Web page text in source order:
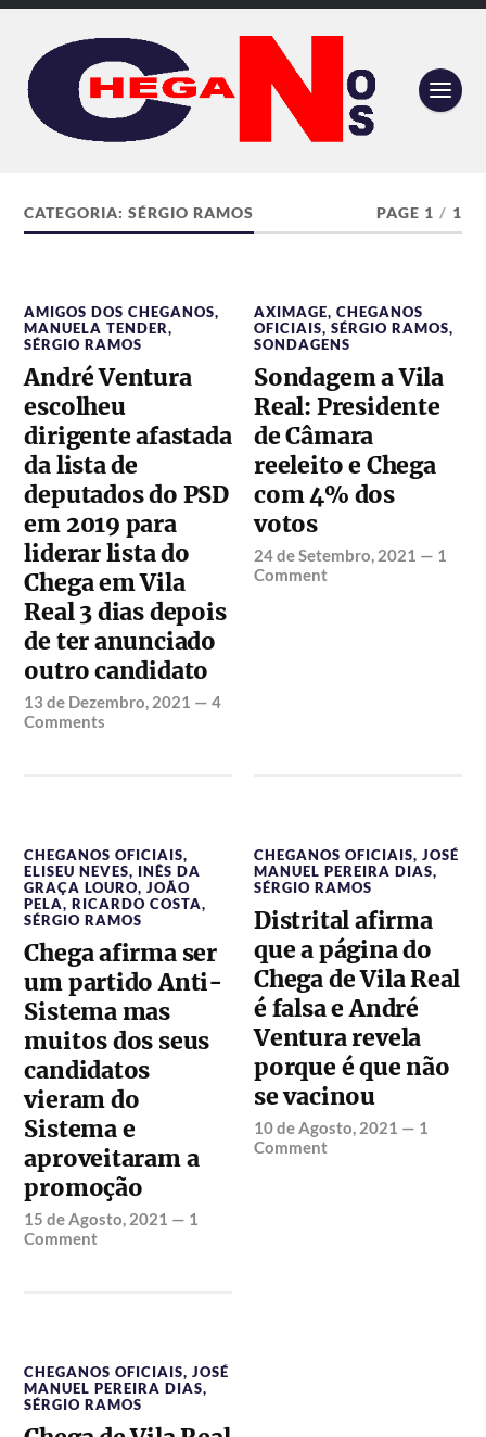
CATEGORIA:SÉRGIO RAMOS PAGE 1 / 1
AMIGOS DOS CHEGANOS,
MANUELA TENDER,
SÉRGIO RAMOS
André Ventura
escolheu
dirigente afastada
da lista de
deputados do PSD
em 2019 para
liderar lista do
Chega em Vila
Real 3 dias depois
de ter anunciado
outro candidato
13 de Dezembro, 2021 —4
Comments
AXIMAGE,CHEGANOS
OFICIAIS,SÉRGIO RAMOS,
SONDAGENS
Sondagem a Vila
Real: Presidente
de Câmara
reeleito e Chega
com 4% dos
votos
24 de Setembro, 2021 — 1
Comment
CHEGANOS OFICIAIS,
ELISEU NEVES, INÊS DA
GRAÇA LOURO,JOÃO
PELA,RICARDO COSTA,
SÉRGIO RAMOS
Chega afirma ser
um partido Anti-
Sistema mas
muitos dos seus
candidatos
vieram do
Sistema e
aproveitaram a
promoção
15 de Agosto, 2021 — 1
Comment
CHEGANOS OFICIAIS,JOSÉ
MANUEL PEREIRA DIAS,
SÉRGIO RAMOS
Distrital afirma
que a página do
Chega de Vila Real
é falsa e André
Ventura revela
porque é que não
se vacinou
10 de Agosto, 2021 — 1
Comment
CHEGANOS OFICIAIS,JOSÉ
MANUEL PEREIRA DIAS,
SÉRGIO RAMOS